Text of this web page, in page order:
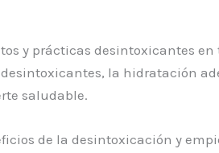
y prácticas desintoxicantes
la hidratación
saludable.
de la desintoxicación y